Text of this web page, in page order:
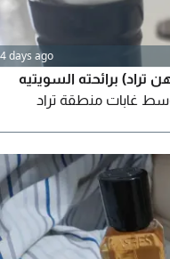
4 days ago
برائحته السويتيه
غابات منطقة تراد